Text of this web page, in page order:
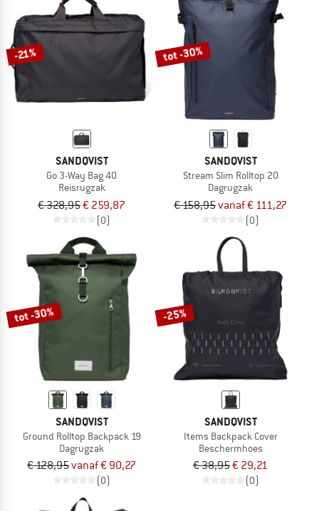
-21%
SANDQVIST
Go 3-Way Bag 40
Reisrugzak
€ 328,95€ 259,87
(0)
tot -30%
SANDQVIST
Stream Slim Rolltop 20
Dagrugzak
€ 158,95vanaf € 111,27
(0)
tot -30%
SANDQVIST
Ground Rolltop Backpack 19
Dagrugzak
€ 128,95vanaf € 90,27
(0)
-25%
SANDQVIST
Items Backpack Cover
Beschermhoes
€ 38,95€ 29,21
(0)